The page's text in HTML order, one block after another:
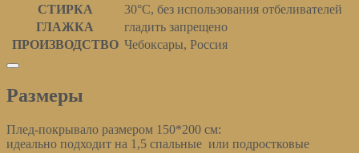
СТИРКА
30°С, без использования отбеливателей
ГЛАЖКА
гладить запрещено
ПРОИЗВОДСТВО Чебоксары, Россия
Размеры
Плед-покрывало размером 150*200 см:
идеально подходит на 1,5 спальные или подростковые